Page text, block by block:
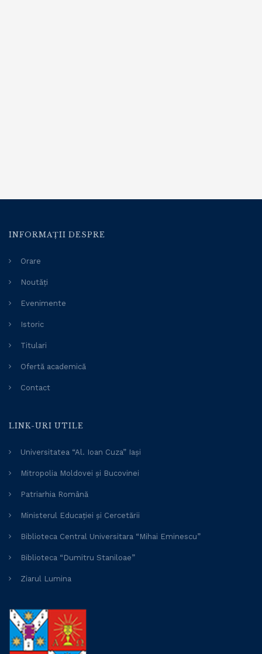
INFORMAȚII DESPRE
Orare
Noutăți
Evenimente
Istoric
Titulari
Ofertă academică
Contact
LINK-URI UTILE
Universitatea “Al. Ioan Cuza” Iași
Mitropolia Moldovei și Bucovinei
Patriarhia Română
Ministerul Educației și Cercetării
Biblioteca Central Universitara “Mihai Eminescu”
Biblioteca “Dumitru Staniloae”
Ziarul Lumina